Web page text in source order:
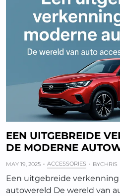
EEN UITGEBREIDE
DE MODERNE
MAY 19, 2025 ACCESSORIES BYCHRIS
Een uitgebreide
autowereld De wereld van